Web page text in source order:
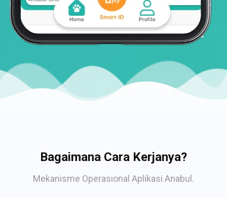
Bagaimana Cara Kerjanya?
Mekanisme Operasional Aplikasi Anabul.